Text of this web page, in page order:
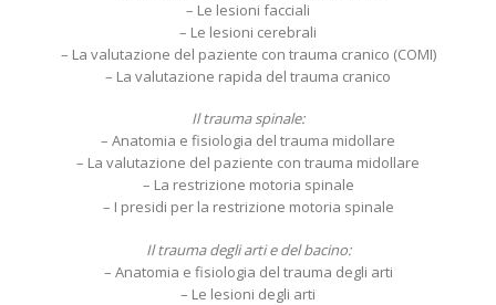
– Le lesioni facciali
– Le lesioni cerebrali
– La valutazione del paziente con trauma cranico (COMI)
– La valutazione rapida del trauma cranico
Il trauma spinale:
– Anatomia e fisiologia del trauma midollare
– La valutazione del paziente con trauma midollare
– La restrizione motoria spinale
– I presidi per la restrizione motoria spinale
Il trauma degli arti e del bacino:
– Anatomia e fisiologia del trauma degli arti
– Le lesioni degli arti